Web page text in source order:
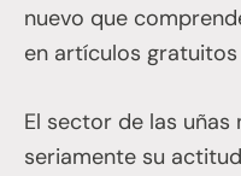
nuevo que
en artículos
El sector de las
seriamente su